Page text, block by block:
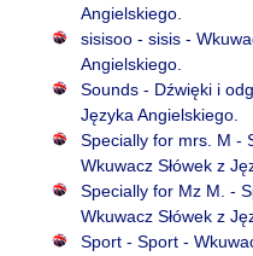
Angielskiego.
sisisoo - sisis -
Angielskiego.
Sounds - Dźwięki i
Języka Angielskiego.
Specially for mrs. M -
Wkuwacz Słówek z
Specially for Mz M. -
Wkuwacz Słówek z
Sport - Sport -